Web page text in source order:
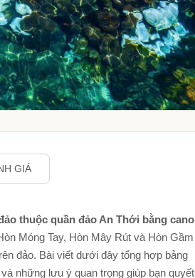
GIÁ
thuộc quần đảo An Thới bằng cano
Móng Tay, Hòn Mây Rút và Hòn Gầm
đảo. Bài viết dưới đây tổng hợp bảng
những lưu ý quan trọng giúp bạn quyết